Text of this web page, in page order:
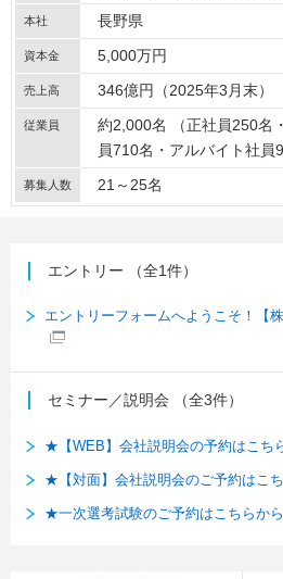
本社 長野県
資本金 5,000万円
売上高 346億円（2025年3月末）
従業員
約2,000名 （正社員250名
員710名・アルバイト社員
募集人数 21～25名
エントリー （全1件）
エントリーフォームへようこそ！【
セミナー／説明会 （全3件）
★【WEB】会社説明会の予約はこち
★【対面】会社説明会のご予約はこ
★一次選考試験のご予約はこちらか